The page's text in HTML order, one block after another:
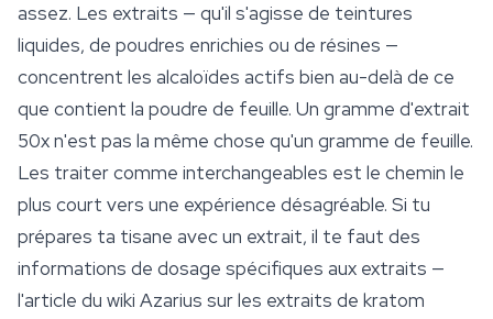
assez. Les extraits — qu'il s'agisse de teintures
liquides, de poudres enrichies ou de résines —
concentrent les alcaloïdes actifs bien au-delà de ce
que contient la poudre de feuille. Un gramme d'extrait
50x n'est pas la même chose qu'un gramme de feuille.
Les traiter comme interchangeables est le chemin le
plus court vers une expérience désagréable. Si tu
prépares ta tisane avec un extrait, il te faut des
informations de dosage spécifiques aux extraits —
l'article du wiki Azarius sur les extraits de kratom